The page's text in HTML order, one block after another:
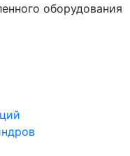
оборудования